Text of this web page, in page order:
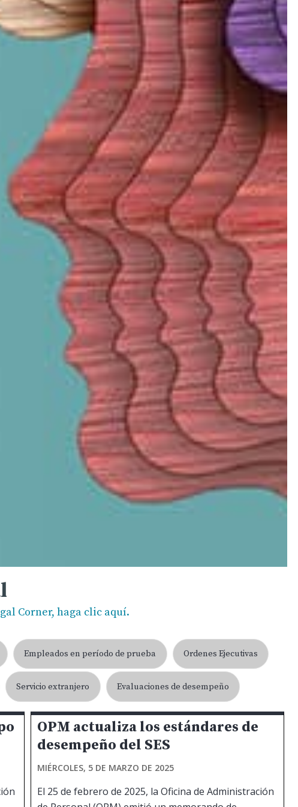
Corner, haga clic aquí.
Empleados en período de prueba Ordenes Ejecutivas
Servicio extranjero Evaluaciones de desempeño
OPM actualiza los estándares de
desempeño del SES
MIÉRCOLES, 5 DE MARZO DE 2025
El 25 de febrero de 2025, la Oficina de Administración